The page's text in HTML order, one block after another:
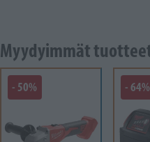
Myydyimmät
- 50% - 64%